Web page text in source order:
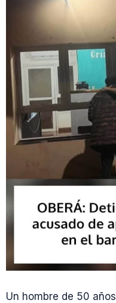
Un hombre de 50